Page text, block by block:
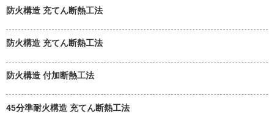
防火構造 充てん断熱工法
防火構造 充てん断熱工法
防火構造 付加断熱工法
45分準耐火構造 充てん断熱工法